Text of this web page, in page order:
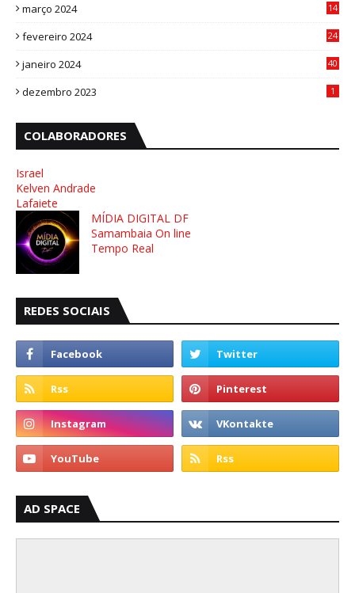
março 2024
14
fevereiro 2024
24
janeiro 2024
40
dezembro 2023 1
COLABORADORES
Israel
Kelven Andrade
Lafaiete
MÍDIA DIGITAL DF
Samambaia On line
Tempo Real
REDES SOCIAIS
AD SPACE